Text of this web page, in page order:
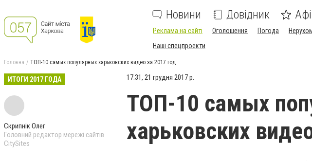
Новини Довідник
Реклама на сайті Оголошення Погода
Наші спецпроекти
Головна ТОП-10 самых популярных харьковских видео за 2017 год
ИТОГИ 2017 ГОДА
Скрипнік Олег
Головний редактор мережі сайтів
CitySites
17:31, 21 грудня 2017 р.
ТОП-10 самых
харьковских